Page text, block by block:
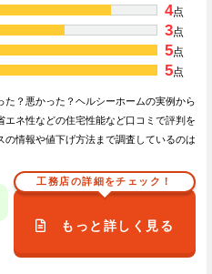
4点
3点
5点
5点
？悪かった？ヘルシーホームの実例から
ネ性などの住宅性能など口コミで評判を
情報や値下げ方法まで調査しているのは
工務店の詳細をチェック！
もっと詳しく見る